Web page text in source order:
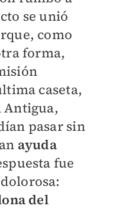
se unió
como
forma,
caseta,
Antigua,
pasar sin
ayuda
fue
del